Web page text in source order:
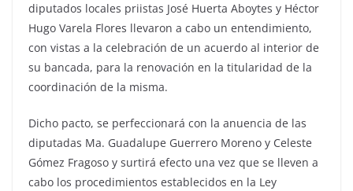
diputados locales priistas José Huerta Aboytes y Héctor
Hugo Varela Flores llevaron a cabo un entendimiento,
con vistas a la celebración de un acuerdo al interior de
su bancada, para la renovación en la titularidad de la
coordinación de la misma.
Dicho pacto, se perfeccionará con la anuencia de las
diputadas Ma. Guadalupe Guerrero Moreno y Celeste
Gómez Fragoso y surtirá efecto una vez que se lleven a
cabo los procedimientos establecidos en la Ley